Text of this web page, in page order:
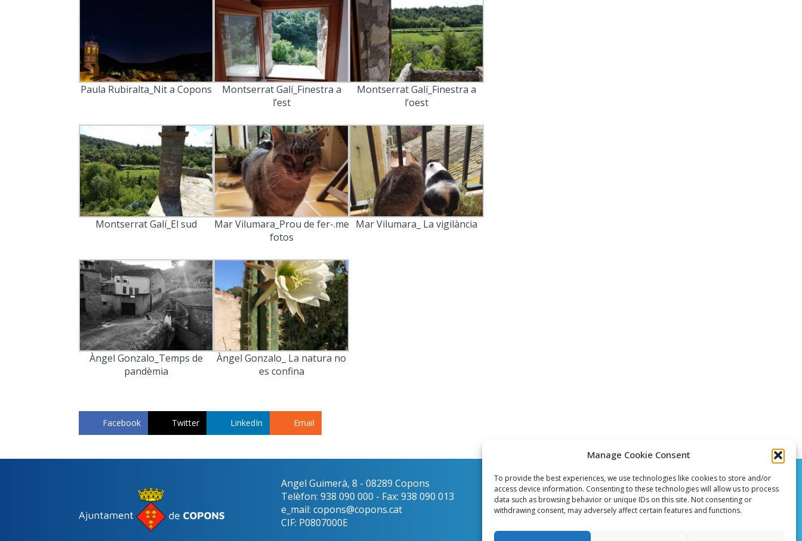
Manage Cookie Consent
To provide the best experiences, we use technologies like cookies to store and/or
access device information. Consenting to these technologies will allow us to process
data such as browsing behavior or unique IDs on this site. Not consenting or
withdrawing consent, may adversely affect certain features and functions.
Paula Rubiralta_Nit a Copons
Montserrat Galí_Finestra a
l’est
Montserrat Galí_Finestra a
l’oest
Montserrat Galí_El sud
Mar Vilumara_Prou de fer-.me
fotos
Mar Vilumara_ La vigilància
Àngel Gonzalo_Temps de
pandèmia
Àngel Gonzalo_ La natura no
es confina
Facebook Twitter LinkedIn Email
Angel Guimerà, 8 - 08289 Copons
Telèfon: 938 090 000 - Fax: 938 090 013
e_mail: copons@copons.cat
CIF: P0807000E
Català